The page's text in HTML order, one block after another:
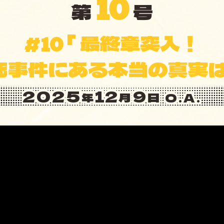
第 号
#10「 最終章突入！
事件にある本当の真実
2025年12月9日 O.A.